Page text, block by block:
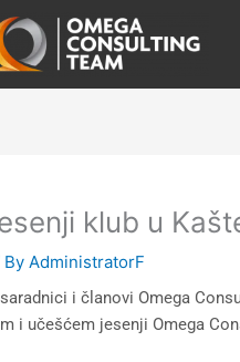
klub u
By AdministratorF
i članovi Omega
i učešćem jesenji Omega